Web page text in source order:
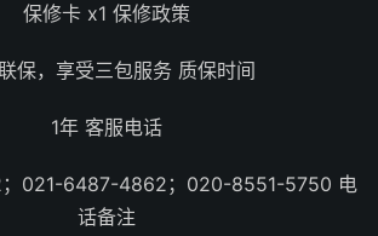
保修卡 x1 保修政策
保，享受三包服务 质保时间
1年 客服电话
021-6487-4862；020-8551-5750 电
话备注